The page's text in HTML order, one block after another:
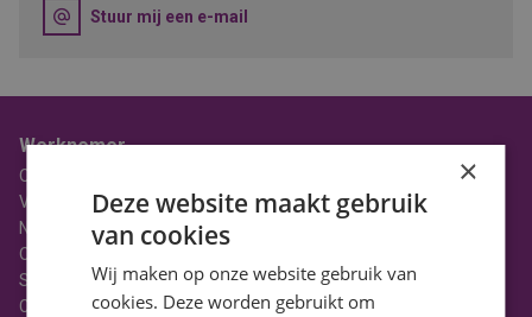
Stuur mij een e-mail
Werknemer
Over BaanBereik
Vacatures
Nieuws
Ons Team
Stages
Contact
×
Deze website maakt gebruik
van cookies
Wij maken op onze website gebruik van
cookies. Deze worden gebruikt om